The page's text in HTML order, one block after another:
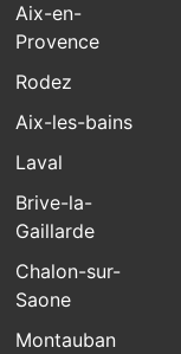
Aix-en-
Provence
Rodez
Aix-les-bains
Laval
Brive-la-
Gaillarde
Chalon-sur-
Saone
Montauban